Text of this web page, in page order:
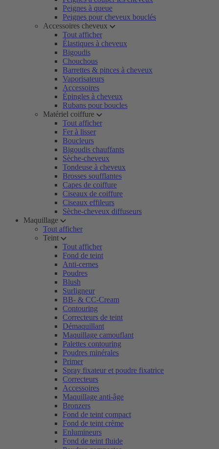
Peignes à queue
Peignes pour cheveux bouclés
Accessoires cheveux
Tout afficher
Élastiques à cheveux
Bigoudis
Chouchous
Barrettes & pinces à cheveux
Vaporisateurs
Accessoires
Épingles à cheveux
Rubans pour boucles
Matériel coiffure
Tout afficher
Fer à lisser
Boucleurs
Bigoudis chauffants
Sèche-cheveux
Tondeuse à cheveux
Brosses soufflantes
Capes de coiffure
Ciseaux de coiffure
Ciseaux effileurs
Sèche-cheveux diffuseurs
Maquillage
Tout afficher
Teint
Tout afficher
Fond de teint
Anti-cernes
Poudres
Blush
Surligneur
BB- & CC-Cream
Contouring
Correcteurs de teint
Démaquillant
Maquillage camouflant
Palettes contouring
Poudres minérales
Primer
Spray fixateur et poudre fixatrice
Correcteurs
Accessoires
Maquillage anti-âge
Bronzers
Fond de teint compact
Fond de teint crème
Enlumineurs
Fond de teint fluide